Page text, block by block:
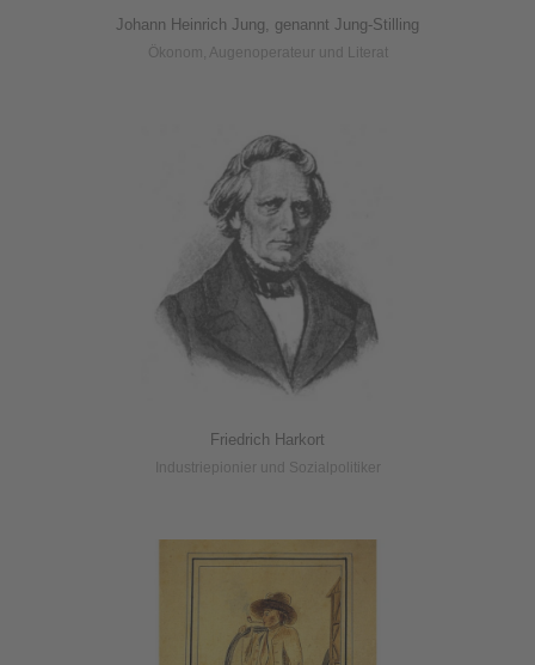
Johann Heinrich Jung, genannt Jung-Stilling
Ökonom, Augenoperateur und Literat
Friedrich Harkort
Industriepionier und Sozialpolitiker